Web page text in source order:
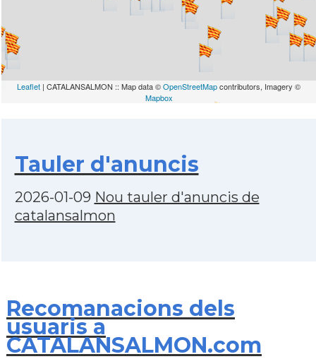
Leaflet | CATALANSALMON :: Map data ©OpenStreetMapcontributors, Imagery ©
Mapbox
Tauler d'anuncis
2026-01-09 Nou tauler d'anuncis de
catalansalmon
Recomanacions dels
usuaris a
CATALANSALMON.com